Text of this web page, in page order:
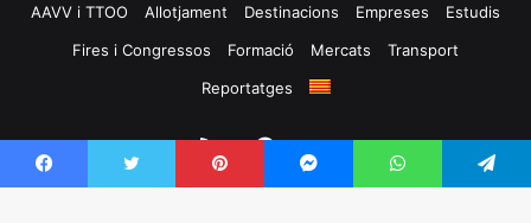
AAVV i TTOO
Allotjament Destinacions Empreses
Estudis
Fires i Congressos
Formació Mercats
Transport
Reportatges
RSS Facebook
Twitter
Facebook Twitter Pinterest Messenger WhatsApp Telegram